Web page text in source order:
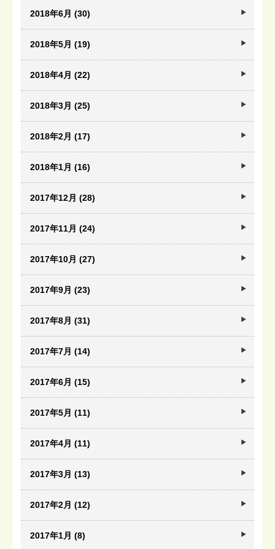
2018年6月 (30)
2018年5月 (19)
2018年4月 (22)
2018年3月 (25)
2018年2月 (17)
2018年1月 (16)
2017年12月 (28)
2017年11月 (24)
2017年10月 (27)
2017年9月 (23)
2017年8月 (31)
2017年7月 (14)
2017年6月 (15)
2017年5月 (11)
2017年4月 (11)
2017年3月 (13)
2017年2月 (12)
2017年1月 (8)